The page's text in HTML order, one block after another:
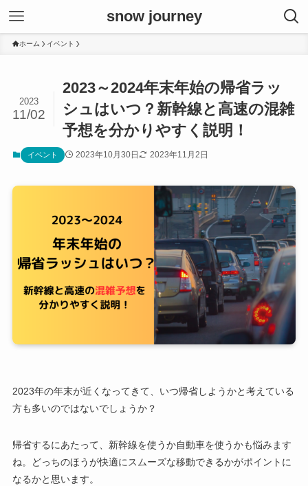
snow journey
ホーム イベント
2023～2024年末年始の帰省ラッ
シュはいつ？新幹線と高速の混雑
予想を分かりやすく説明！
2023
11/02
イベント 2023年10月30日 2023年11月2日
2023年の年末が近くなってきて、いつ帰省しようかと考えている
方も多いのではないでしょうか？
帰省するにあたって、新幹線を使うか自動車を使うかも悩みます
ね。どっちのほうが快適にスムーズな移動できるかがポイントに
なるかと思います。